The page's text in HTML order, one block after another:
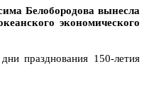
Белобородова вынесла
экономического
празднования 150-летия